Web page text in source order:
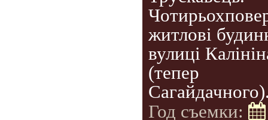
житлові
вулиці
(тепер
Год съемки: